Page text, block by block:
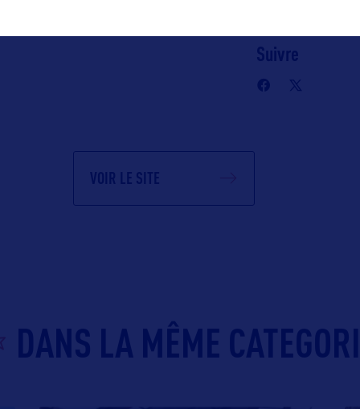
Suivre
VOIR LE SITE
DANS LA MÊME